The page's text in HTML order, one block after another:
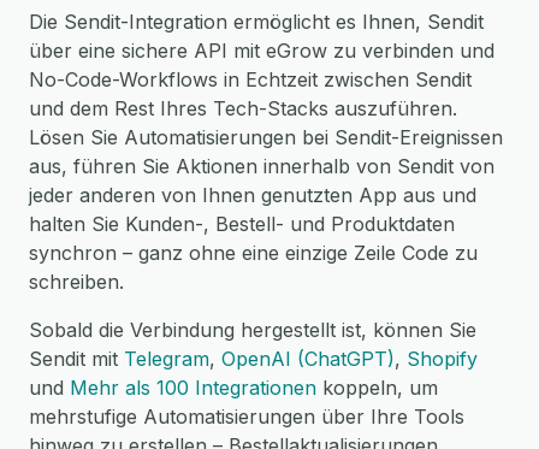
Die Sendit-Integration ermöglicht es Ihnen, Sendit
über eine sichere API mit eGrow zu verbinden und
No-Code-Workflows in Echtzeit zwischen Sendit
und dem Rest Ihres Tech-Stacks auszuführen.
Lösen Sie Automatisierungen bei Sendit-Ereignissen
aus, führen Sie Aktionen innerhalb von Sendit von
jeder anderen von Ihnen genutzten App aus und
halten Sie Kunden-, Bestell- und Produktdaten
synchron – ganz ohne eine einzige Zeile Code zu
schreiben.
Sobald die Verbindung hergestellt ist, können Sie
Sendit mit Telegram, OpenAI (ChatGPT), Shopify
und Mehr als 100 Integrationen koppeln, um
mehrstufige Automatisierungen über Ihre Tools